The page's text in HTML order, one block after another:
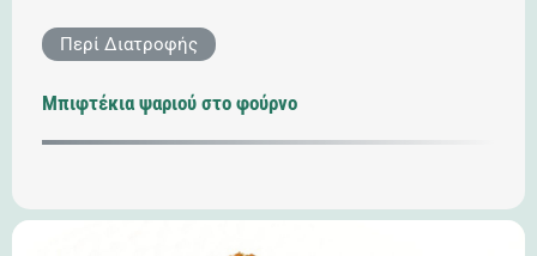
Περί Διατροφής
Μπιφτέκια ψαριού στο φούρνο